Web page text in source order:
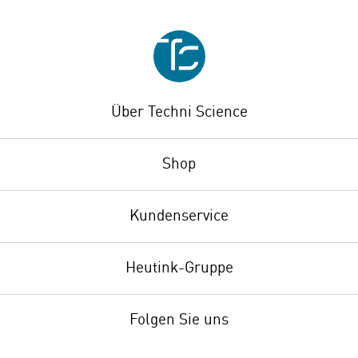
Über Techni Science
Shop
Kundenservice
Heutink-Gruppe
Folgen Sie uns